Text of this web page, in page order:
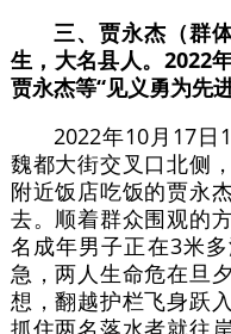
三、贾永杰（群
生，大名县人。2022
贾永杰等“见义勇为先
2022年10月17日
魏都大街交叉口北侧
附近饭店吃饭的贾永
去。顺着群众围观的
名成年男子正在3米
急，两人生命危在旦
想，翻越护栏飞身跃